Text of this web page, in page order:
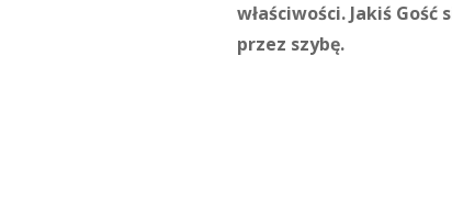
właściwości. Jakiś
przez szybę.